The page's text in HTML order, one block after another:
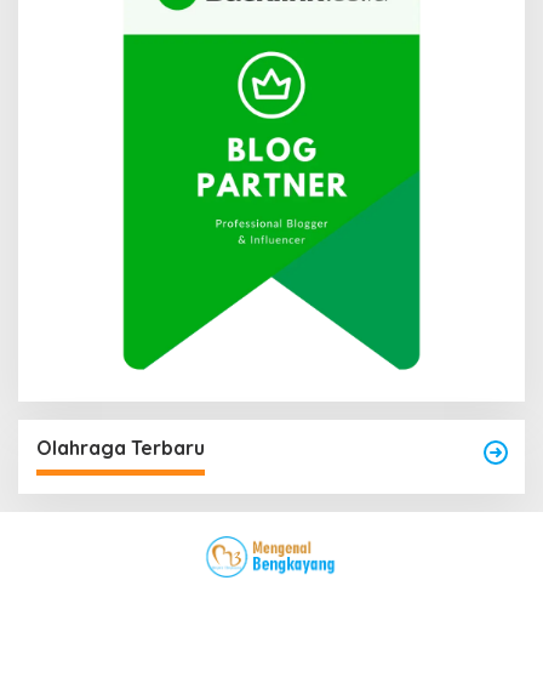
Olahraga Terbaru